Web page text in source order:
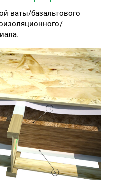
ваты/базальтового